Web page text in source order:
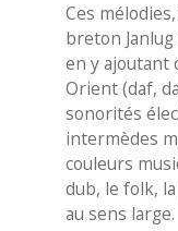
Ces
breton
en y ajoutant
Orient (daf,
sonorités
intermèdes
couleurs
dub, le folk,
au sens large.